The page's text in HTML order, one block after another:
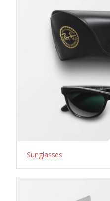
Sunglasses